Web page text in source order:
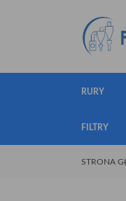
RURY
FILTRY
STRONA